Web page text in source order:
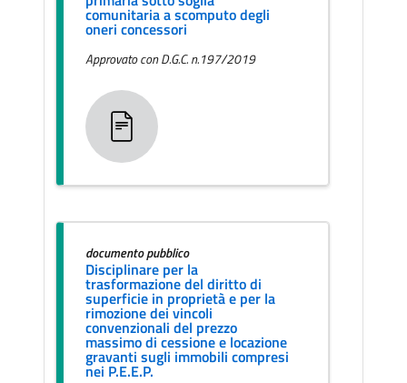
comunitaria a scomputo degli
oneri concessori
Approvato con D.G.C. n.197/2019
documento pubblico
Disciplinare per la
trasformazione del diritto di
superficie in proprietà e per la
rimozione dei vincoli
convenzionali del prezzo
massimo di cessione e locazione
gravanti sugli immobili compresi
nei P.E.E.P.